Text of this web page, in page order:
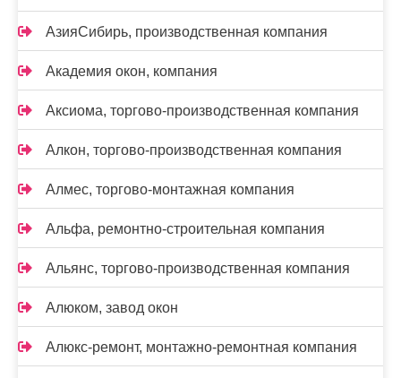
АзияСибирь, производственная компания
Академия окон, компания
Аксиома, торгово-производственная компания
Алкон, торгово-производственная компания
Алмес, торгово-монтажная компания
Альфа, ремонтно-строительная компания
Альянс, торгово-производственная компания
Алюком, завод окон
Алюкс-ремонт, монтажно-ремонтная компания